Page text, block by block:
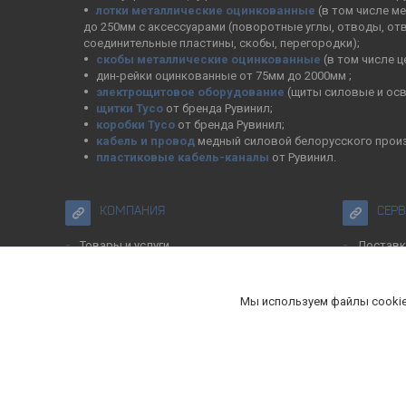
лотки металлические оцинкованные (в том числе
до 250мм с аксессуарами (поворотные углы, отводы,
соединительные пластины, скобы, перегородки);
скобы металлические оцинкованные (в том числе
дин-рейки оцинкованные от 75мм до 2000мм ;
электрощитовое оборудование (щиты силовые и
щитки Тусо от бренда Рувинил;
коробки Тусо от бренда Рувинил;
кабель и провод медный силовой белорусского
пластиковые кабель-каналы от Рувинил.
КОМПАНИЯ
Товары и услуги
Мы используем файлы